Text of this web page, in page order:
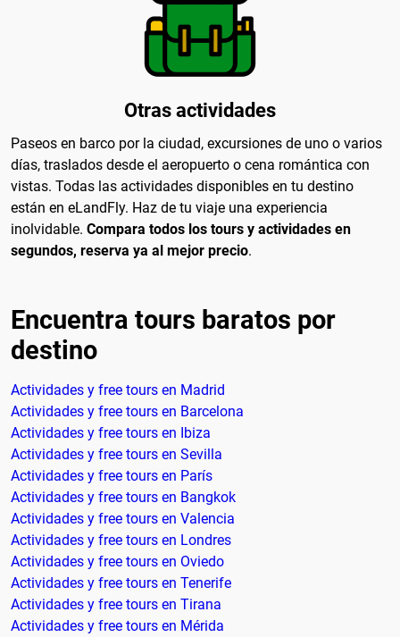
Otras actividades
Paseos en barco por la ciudad, excursiones de uno o varios
días, traslados desde el aeropuerto o cena romántica con
vistas. Todas las actividades disponibles en tu destino
están en eLandFly. Haz de tu viaje una experiencia
inolvidable. Compara todos los tours y actividades en
segundos, reserva ya al mejor precio.
Encuentra tours baratos por
destino
Actividades y free tours en Madrid
Actividades y free tours en Barcelona
Actividades y free tours en Ibiza
Actividades y free tours en Sevilla
Actividades y free tours en París
Actividades y free tours en Bangkok
Actividades y free tours en Valencia
Actividades y free tours en Londres
Actividades y free tours en Oviedo
Actividades y free tours en Tenerife
Actividades y free tours en Tirana
Actividades y free tours en Mérida